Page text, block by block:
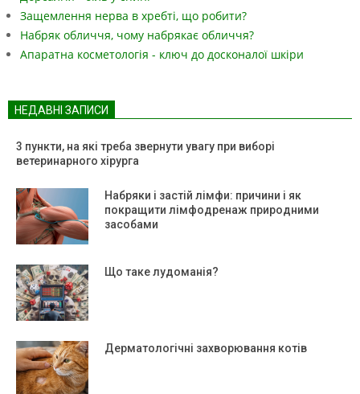
Защемлення нерва в хребті, що робити?
Набряк обличчя, чому набрякає обличчя?
Апаратна косметологія - ключ до досконалої шкіри
НЕДАВНІ ЗАПИСИ
3 пункти, на які треба звернути увагу при виборі
ветеринарного хірурга
Набряки і застій лімфи: причини і як
покращити лімфодренаж природними
засобами
Що таке лудоманія?
Дерматологічні захворювання котів